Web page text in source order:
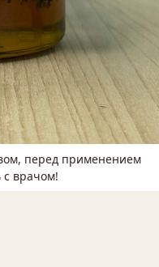
перед применением
с врачом!